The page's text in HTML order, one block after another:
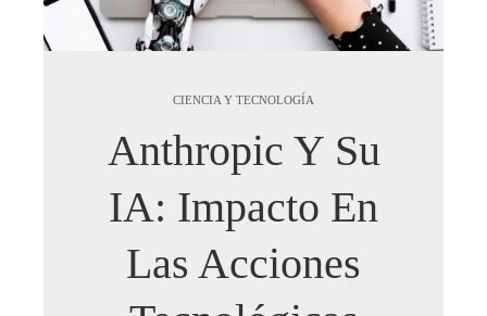
CIENCIA Y TECNOLOGÍA
Anthropic Y Su
IA: Impacto En
Las Acciones